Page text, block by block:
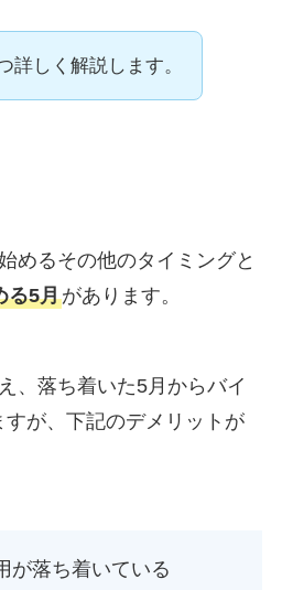
詳しく解説します。
めるその他のタイミングと
る5月があります。
、落ち着いた5月からバイ
すが、下記のデメリットが
が落ち着いている